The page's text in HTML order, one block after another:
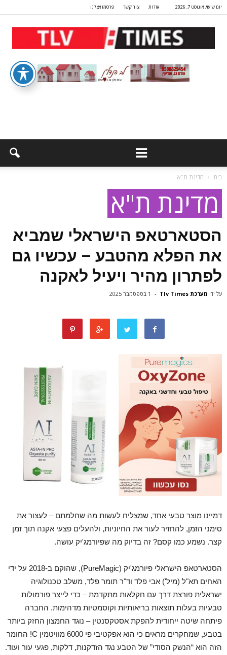
יום שישי, אוגוסט 7, 2026 אודות צור קשר פרסמו אצלנו
בית מדינת ת"א
מדינת ת"א
הסטארטאפ הישראלי שמביא
את הפלא מהטבע – עכשיו גם
לפתרון מהיר ויעיל לאקנה
על ידי מערכת Tlv Times - 1 בספטמבר 2025
דמיינו מוצר טבעי אחד, שמצליח לעשות מה שחלמתם – לעצור את
סימני הזמן, להחזיר לעור את החיוניות, ולהעלים פצעי אקנה תוך זמן
קצר. נשמע כמו קסם? זה בדיוק מה שפיורמג'יק עושה.
הסטארטאפ הישראלי פיורמג'יק (PureMagic), שהוקם ב-2018 על ידי
האחים תא"ל (מיל') אבי פלד וד"ר תומר פלד, משלב טכנולוגיה
ישראלית פורצת דרך עם חקלאות מתקדמת – כדי לייצר פורמולות
טבעיות בעלות תוצאות בריאותיות וקוסמטיות מדהימות. החברה
פיתחה שיטה ייחודית להפקת אסטקסנטין – נוגד החמצון החזק ביותר
בטבע, שמחקרים מראים כי הוא אפקטיבי פי 6000 מוויטמין C! החומר
הזה הוא “הנשק הסודי” של הטבע נגד הזדקנות, דלקות, פגעי עור ועוד.